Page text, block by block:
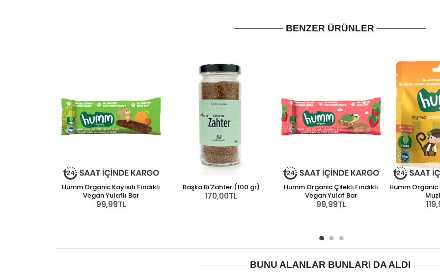
BENZER ÜRÜNLER
Humm Organic Kayısılı Fındıklı
Vegan Yulaflı Bar
99,99TL
Başka Bi'Zahter (100 gr)
170,00TL
Humm Organic Çilekli Fındıklı
Vegan Yulaf Bar
99,99TL
Humm
BUNU ALANLAR BUNLARI DA ALDI